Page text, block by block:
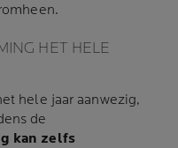
HET HELE
hele jaar aanwezig,
de
kan zelfs